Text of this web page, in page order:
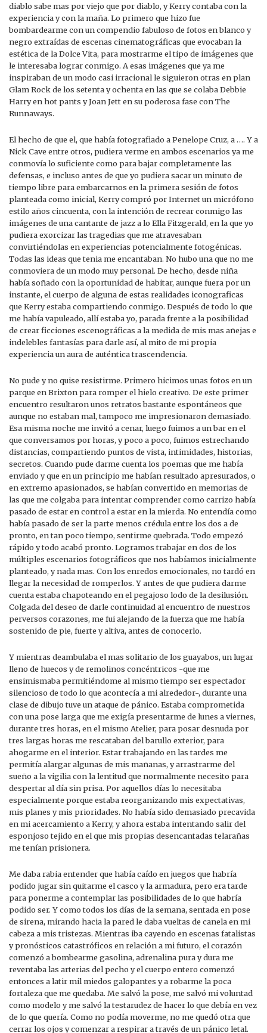
diablo sabe mas por viejo que por diablo, y Kerry contaba con la
experiencia y con la maña. Lo primero que hizo fue
bombardearme con un compendio fabuloso de fotos en blanco y
negro extraídas de escenas cinematográficas que evocaban la
estética de la Dolce Vita, para mostrarme el tipo de imágenes que
le interesaba lograr conmigo. A esas imágenes que ya me
inspiraban de un modo casi irracional le siguieron otras en plan
Glam Rock de los setenta y ochenta en las que se colaba Debbie
Harry en hot pants y Joan Jett en su poderosa fase con The
Runnaways.
El hecho de que el, que había fotografiado a Penelope Cruz, a …. Y a
Nick Cave entre otros, pudiera verme en ambos escenarios ya me
conmovía lo suficiente como para bajar completamente las
defensas, e incluso antes de que yo pudiera sacar un minuto de
tiempo libre para embarcarnos en la primera sesión de fotos
planteada como inicial, Kerry compró por Internet un micrófono
estilo años cincuenta, con la intención de recrear conmigo las
imágenes de una cantante de jazz a lo Ella Fitzgerald, en la que yo
pudiera exorcizar las tragedias que me atravesaban
convirtiéndolas en experiencias potencialmente fotogénicas.
Todas las ideas que tenia me encantaban. No hubo una que no me
conmoviera de un modo muy personal. De hecho, desde niña
había soñado con la oportunidad de habitar, aunque fuera por un
instante, el cuerpo de alguna de estas realidades iconograficas
que Kerry estaba compartiendo conmigo. Después de todo lo que
me había vapuleado, allí estaba yo, parada frente a la posibilidad
de crear ficciones escenográficas a la medida de mis mas añejas e
indelebles fantasías para darle así, al mito de mi propia
experiencia un aura de auténtica trascendencia.
No pude y no quise resistirme. Primero hicimos unas fotos en un
parque en Brixton para romper el hielo creativo. De este primer
encuentro resultaron unos retratos bastante espontáneos que
aunque no estaban mal, tampoco me impresionaron demasiado.
Esa misma noche me invitó a cenar, luego fuimos a un bar en el
que conversamos por horas, y poco a poco, fuimos estrechando
distancias, compartiendo puntos de vista, intimidades, historias,
secretos. Cuando pude darme cuenta los poemas que me había
enviado y que en un principio me habían resultado apresurados, o
en extremo apasionados, se habían convertido en memorias de
las que me colgaba para intentar comprender como carrizo había
pasado de estar en control a estar en la mierda. No entendía como
había pasado de ser la parte menos crédula entre los dos a de
pronto, en tan poco tiempo, sentirme quebrada. Todo empezó
rápido y todo acabó pronto. Logramos trabajar en dos de los
múltiples escenarios fotográficos que nos habíamos inicialmente
planteado, y nada mas. Con los enredos emocionales, no tardó en
llegar la necesidad de romperlos. Y antes de que pudiera darme
cuenta estaba chapoteando en el pegajoso lodo de la desilusión.
Colgada del deseo de darle continuidad al encuentro de nuestros
perversos corazones, me fui alejando de la fuerza que me había
sostenido de pie, fuerte y altiva, antes de conocerlo.
Y mientras deambulaba el mas solitario de los guayabos, un lugar
lleno de huecos y de remolinos concéntricos -que me
ensimismaba permitiéndome al mismo tiempo ser espectador
silencioso de todo lo que acontecía a mi alrededor-, durante una
clase de dibujo tuve un ataque de pánico. Estaba comprometida
con una pose larga que me exigía presentarme de lunes a viernes,
durante tres horas, en el mismo Atelier, para posar desnuda por
tres largas horas me rescataban del barullo exterior, para
ahogarme en el interior. Estar trabajando en las tardes me
permitía alargar algunas de mis mañanas, y arrastrarme del
sueño a la vigilia con la lentitud que normalmente necesito para
despertar al día sin prisa. Por aquellos días lo necesitaba
especialmente porque estaba reorganizando mis expectativas,
mis planes y mis prioridades. No había sido demasiado precavida
en mi acercamiento a Kerry, y ahora estaba intentando salir del
esponjoso tejido en el que mis propias desencantadas telarañas
me tenían prisionera.
Me daba rabia entender que había caído en juegos que habría
podido jugar sin quitarme el casco y la armadura, pero era tarde
para ponerme a contemplar las posibilidades de lo que habría
podido ser. Y como todos los días de la semana, sentada en pose
de sirena, mirando hacia la pared le daba vueltas de canela en mi
cabeza a mis tristezas. Mientras iba cayendo en escenas fatalistas
y pronósticos catastróficos en relación a mi futuro, el corazón
comenzó a bombearme gasolina, adrenalina pura y dura me
reventaba las arterias del pecho y el cuerpo entero comenzó
entonces a latir mil miedos galopantes y a robarme la poca
fortaleza que me quedaba. Me salvó la pose, me salvó mi voluntad
como modelo y me salvó la testarudez de hacer lo que debía en vez
de lo que quería. Como no podía moverme, no me quedó otra que
cerrar los ojos y comenzar a respirar a través de un pánico letal.